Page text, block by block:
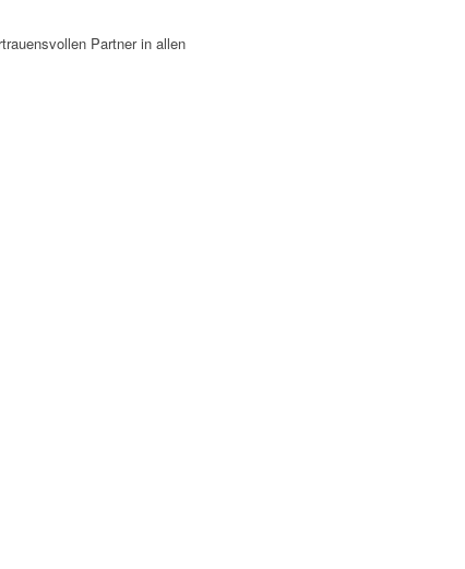
Partner in allen